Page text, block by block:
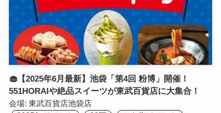
🧁【2025年6月最新】池袋「第4回 粉博」開催！
551HORAIや絶品スイーツが東武百貨店に大集合！
会場: 東武百貨店池袋店